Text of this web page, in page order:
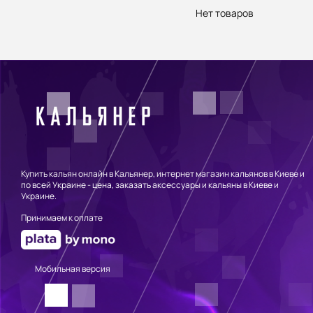
Нет товаров
Купить кальян онлайн в Кальянер, интернет магазин кальянов в Киеве и
по всей Украине - цена, заказать аксессуары и кальяны в Киеве и
Украине.
Принимаем к оплате
Мобильная версия